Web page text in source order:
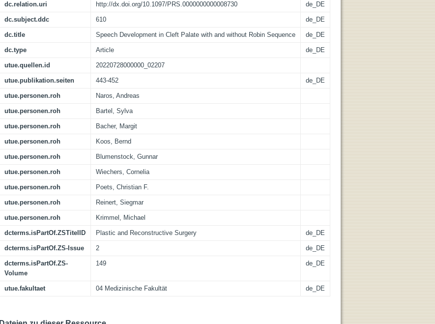
dc.relation.uri http://dx.doi.org/10.1097/PRS.0000000000008730 de_DE
dc.subject.ddc 610 de_DE
dc.title Speech Development in Cleft Palate with and without Robin Sequence de_DE
dc.type Article de_DE
utue.quellen.id 20220728000000_02207
utue.publikation.seiten 443-452 de_DE
utue.personen.roh Naros, Andreas
utue.personen.roh Bartel, Sylva
utue.personen.roh Bacher, Margit
utue.personen.roh Koos, Bernd
utue.personen.roh Blumenstock, Gunnar
utue.personen.roh Wiechers, Cornelia
utue.personen.roh Poets, Christian F.
utue.personen.roh Reinert, Siegmar
utue.personen.roh Krimmel, Michael
dcterms.isPartOf.ZSTitelID Plastic and Reconstructive Surgery de_DE
dcterms.isPartOf.ZS-Issue 2 de_DE
dcterms.isPartOf.ZS-
Volume
149 de_DE
utue.fakultaet 04 Medizinische Fakultät de_DE